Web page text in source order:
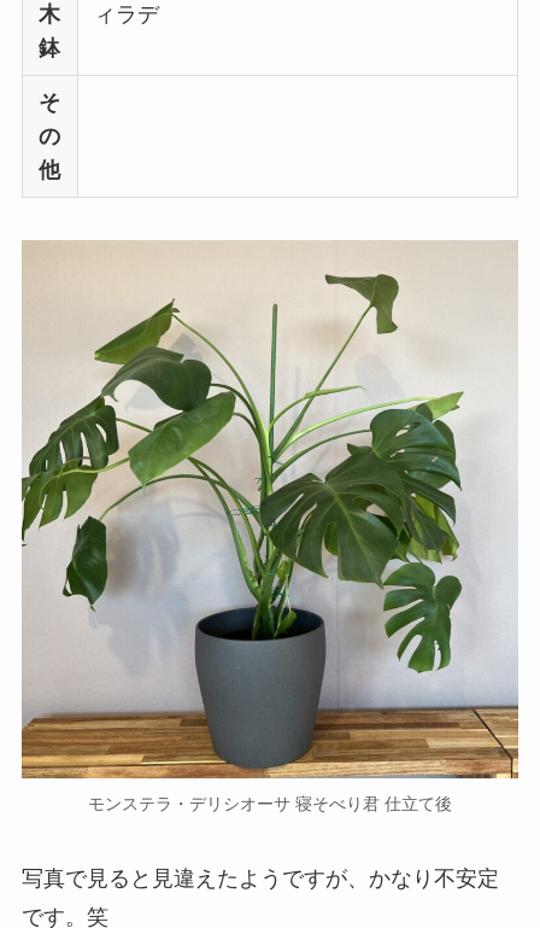
木
鉢
ィラデ
そ
の
他
モンステラ・デリシオーサ 寝そべり君 仕立て後
写真で見ると見違えたようですが、かなり不安定
です。笑